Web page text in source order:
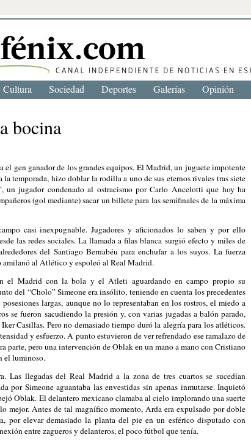
bocina
el gen ganador de los grandes equipos. El Madrid, un juguete impotente
temporada, hizo doblar la rodilla a uno de sus eternos rivales tras siete
un jugador condenado al ostracismo por Carlo Ancelotti que hoy ha
(gol mediante) sacar un billete para las semifinales de la máxima
casi inexpugnable. Jugadores y aficionados lo saben y por ello
las redes sociales. La llamada a filas blanca surgió efecto y miles de
del Santiago Bernabéu para enchufar a los suyos. La fuerza
al Atlético y espoleó al Real Madrid.
el Madrid con la bola y el Atleti aguardando en campo propio su
del “Cholo” Simeone era insólito, teniendo en cuenta los precedentes
largas, aunque no lo representaban en los rostros, el miedo a
se fueron sacudiendo la presión y, con varias jugadas a balón parado,
Casillas. Pero no demasiado tiempo duró la alegría para los atléticos.
y esfuerzo. A punto estuvieron de ver refrendado ese ramalazo de
parte, pero una intervención de Oblak en un mano a mano con Cristiano
el luminoso.
Las llegadas del Real Madrid a la zona de tres cuartos se sucedían
por Simeone aguantaba las envestidas sin apenas inmutarse. Inquietó
Oblak. El delantero mexicano clamaba al cielo implorando una suerte
mejor. Antes de tal magnífico momento, Arda era expulsado por doble
por elevar demasiado la planta del pie en un esférico disputado con
entre zagueros y delanteros, el poco fútbol que tenía.
Cultura Sociedad Deportes Galerías Opinión